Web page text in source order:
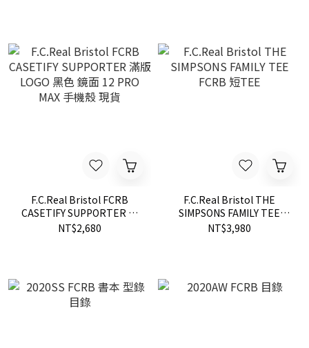
F.C.Real Bristol FCRB
CASETIFY SUPPORTER 滿
版LOGO 黑色 鏡面 12 PRO
NT$2,680
F.C.Real Bristol THE
SIMPSONS FAMILY TEE
FCRB 短TEE
NT$3,980